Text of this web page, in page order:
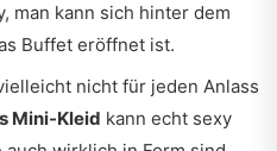
man kann sich hinter dem
Buffet eröffnet ist.
nicht für jeden Anlass
Mini-Kleid kann echt sexy